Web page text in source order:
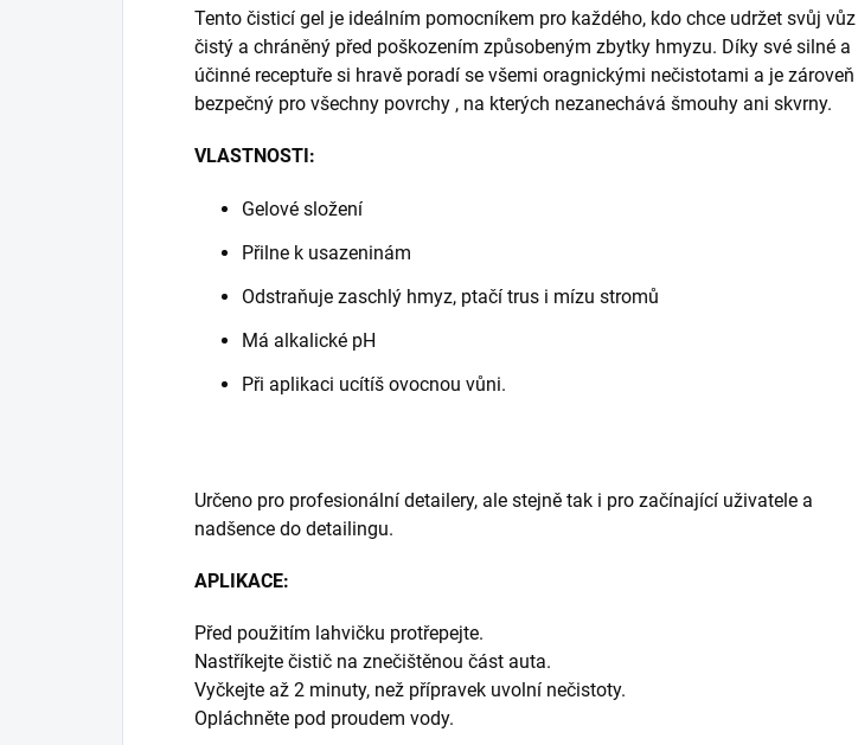
Tento čisticí gel je ideálním pomocníkem pro každého, kdo chce udržet svůj vůz
čistý a chráněný před poškozením způsobeným zbytky hmyzu. Díky své silné a
účinné receptuře si hravě poradí se všemi oragnickými nečistotami a je zároveň
bezpečný pro všechny povrchy , na kterých nezanechává šmouhy ani skvrny.
VLASTNOSTI:
Gelové složení
Přilne k usazeninám
Odstraňuje zaschlý hmyz, ptačí trus i mízu stromů
Má alkalické pH
Při aplikaci ucítíš ovocnou vůni.
Určeno pro profesionální detailery, ale stejně tak i pro začínající uživatele a
nadšence do detailingu.
APLIKACE:
Před použitím lahvičku protřepejte.
Nastříkejte čistič na znečištěnou část auta.
Vyčkejte až 2 minuty, než přípravek uvolní nečistoty.
Opláchněte pod proudem vody.